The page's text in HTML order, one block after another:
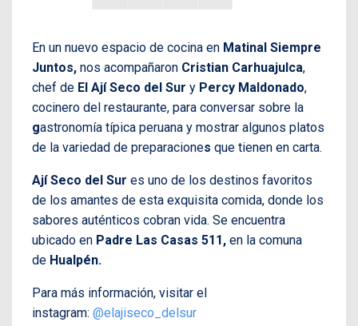
En un nuevo espacio de cocina en Matinal Siempre
Juntos, nos acompañaron Cristian Carhuajulca,
chef de El Ají Seco del Sur y Percy Maldonado,
cocinero del restaurante, para conversar sobre la
gastronomía típica peruana y mostrar algunos platos
de la variedad de preparaciones que tienen en carta.
Ají Seco del Sur es uno de los destinos favoritos
de los amantes de esta exquisita comida, donde los
sabores auténticos cobran vida. Se encuentra
ubicado en Padre Las Casas 511, en la comuna
de Hualpén.
Para más información, visitar el
instagram: @elajiseco_delsur